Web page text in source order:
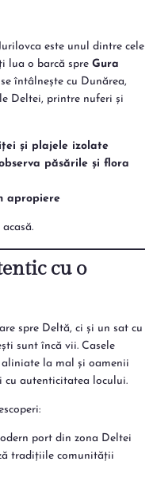
este unul dintre cele
lua o barcă spre Gura
întâlnește cu Dunărea,
Deltei, printre nuferi și
și plajele izolate
păsările și flora
apropiere
cu o
spre Deltă, ci și un sat cu
sunt încă vii. Casele
la mal și oamenii
cu autenticitatea locului.
port din zona Deltei
tradițiile comunității